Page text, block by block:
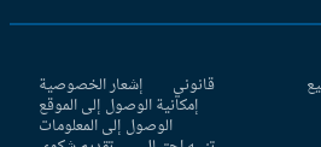
قانوني إشعار الخصوصية
إمكانية الوصول إلى الموقع
الوصول إلى المعلومات